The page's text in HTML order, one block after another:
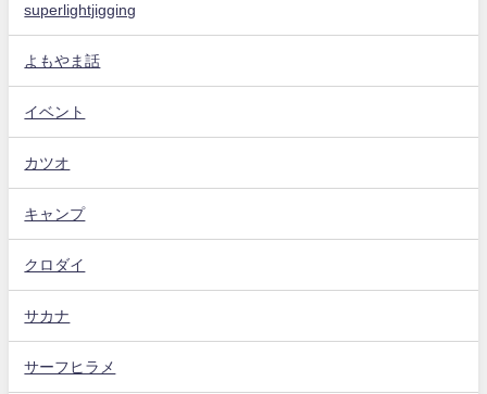
superlightjigging
よもやま話
イベント
カツオ
キャンプ
クロダイ
サカナ
サーフヒラメ